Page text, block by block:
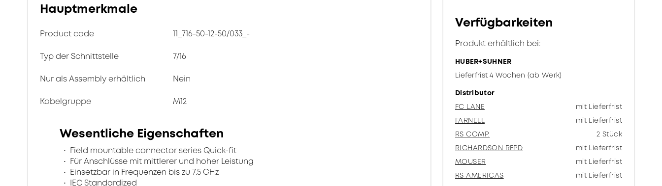
Hauptmerkmale
Product code 11_716-50-12-50/033_-
Typ der Schnittstelle 7/16
Nur als Assembly erhältlich Nein
Kabelgruppe M12
Wesentliche Eigenschaften
Field mountable connector series Quick-fit
Für Anschlüsse mit mittlerer und hoher Leistung
Einsetzbar in Frequenzen bis zu 7.5 GHz
IEC Standardized
Verfügbarkeiten
Produkt erhältlich bei:
HUBER+SUHNER
Lieferfrist 4 Wochen (ab Werk)
Distributor
FC LANE
mit Lieferfrist
FARNELL
mit Lieferfrist
RS COMP.
2 Stück
RICHARDSON RFPD
mit Lieferfrist
MOUSER
mit Lieferfrist
RS AMERICAS
mit Lieferfrist